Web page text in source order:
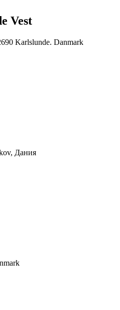
Vest
Karlslunde. Danmark
Дания